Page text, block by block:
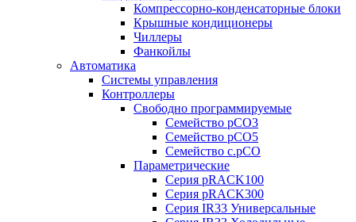
Компрессорно-конденсаторные блоки
Крышные кондиционеры
Чиллеры
Фанкойлы
Автоматика
Системы управления
Контроллеры
Свободно программируемые
Семейство pCO3
Семейство pCO5
Семейство c.pCO
Параметрические
Серия pRACK100
Серия pRACK300
Серия IR33 Универсальные